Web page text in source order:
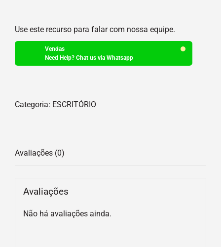
Use este recurso para falar com nossa equipe.
Vendas
Need Help? Chat us via Whatsapp
Categoria: ESCRITÓRIO
Avaliações (0)
Avaliações
Não há avaliações ainda.